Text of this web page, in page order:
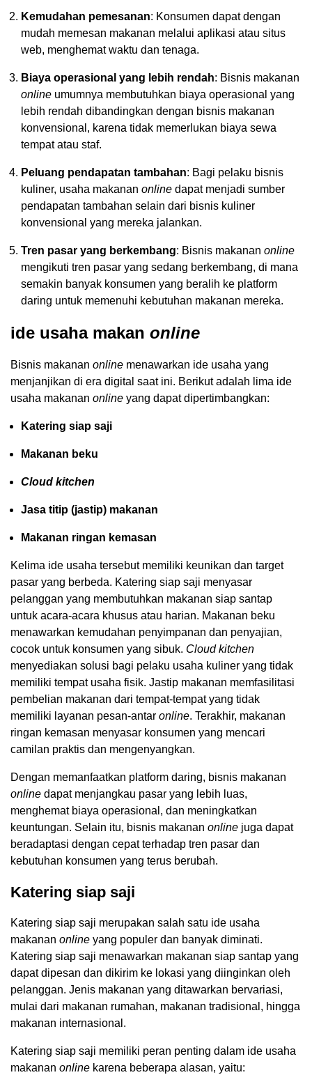
Kemudahan pemesanan: Konsumen dapat dengan
mudah memesan makanan melalui aplikasi atau situs
web, menghemat waktu dan tenaga.
Biaya operasional yang lebih rendah: Bisnis makanan
online umumnya membutuhkan biaya operasional yang
lebih rendah dibandingkan dengan bisnis makanan
konvensional, karena tidak memerlukan biaya sewa
tempat atau staf.
Peluang pendapatan tambahan: Bagi pelaku bisnis
kuliner, usaha makanan online dapat menjadi sumber
pendapatan tambahan selain dari bisnis kuliner
konvensional yang mereka jalankan.
Tren pasar yang berkembang: Bisnis makanan online
mengikuti tren pasar yang sedang berkembang, di mana
semakin banyak konsumen yang beralih ke platform
daring untuk memenuhi kebutuhan makanan mereka.
ide usaha makan online
Bisnis makanan online menawarkan ide usaha yang
menjanjikan di era digital saat ini. Berikut adalah lima ide
usaha makanan online yang dapat dipertimbangkan:
Katering siap saji
Makanan beku
Cloud kitchen
Jasa titip (jastip) makanan
Makanan ringan kemasan
Kelima ide usaha tersebut memiliki keunikan dan target
pasar yang berbeda. Katering siap saji menyasar
pelanggan yang membutuhkan makanan siap santap
untuk acara-acara khusus atau harian. Makanan beku
menawarkan kemudahan penyimpanan dan penyajian,
cocok untuk konsumen yang sibuk. Cloud kitchen
menyediakan solusi bagi pelaku usaha kuliner yang tidak
memiliki tempat usaha fisik. Jastip makanan memfasilitasi
pembelian makanan dari tempat-tempat yang tidak
memiliki layanan pesan-antar online. Terakhir, makanan
ringan kemasan menyasar konsumen yang mencari
camilan praktis dan mengenyangkan.
Dengan memanfaatkan platform daring, bisnis makanan
online dapat menjangkau pasar yang lebih luas,
menghemat biaya operasional, dan meningkatkan
keuntungan. Selain itu, bisnis makanan online juga dapat
beradaptasi dengan cepat terhadap tren pasar dan
kebutuhan konsumen yang terus berubah.
Katering siap saji
Katering siap saji merupakan salah satu ide usaha
makanan online yang populer dan banyak diminati.
Katering siap saji menawarkan makanan siap santap yang
dapat dipesan dan dikirim ke lokasi yang diinginkan oleh
pelanggan. Jenis makanan yang ditawarkan bervariasi,
mulai dari makanan rumahan, makanan tradisional, hingga
makanan internasional.
Katering siap saji memiliki peran penting dalam ide usaha
makanan online karena beberapa alasan, yaitu: